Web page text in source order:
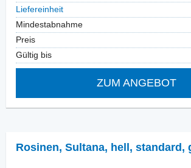
Liefereinheit
Mindestabnahme
Preis
Gültig bis
ZUM ANGEBOT
Rosinen, Sultana, hell, standard,